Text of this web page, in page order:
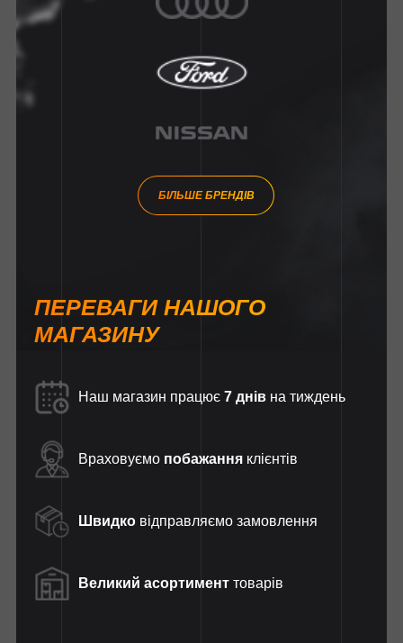
БІЛЬШЕ БРЕНДІВ
ПЕРЕВАГИ НАШОГО
МАГАЗИНУ
Наш магазин працює 7 днів на тиждень
Враховуємо побажання клієнтів
Швидко відправляємо замовлення
Великий асортимент товарів